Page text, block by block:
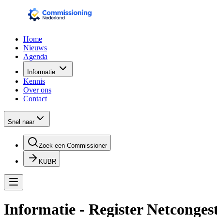
Home
Nieuws
Agenda
Informatie
Kennis
Over ons
Contact
Snel naar
Zoek een Commissioner
KUBR
Informatie - Register